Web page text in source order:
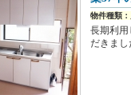
物件種類
長期利用
だきまし